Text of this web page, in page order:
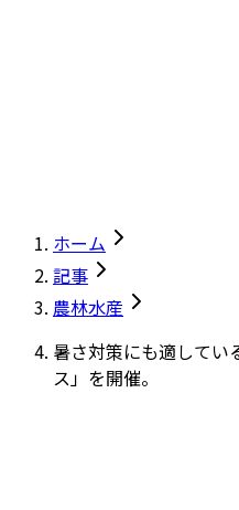
ホーム
記事
農林水産
暑さ対策にも適してい
ス」を開催。